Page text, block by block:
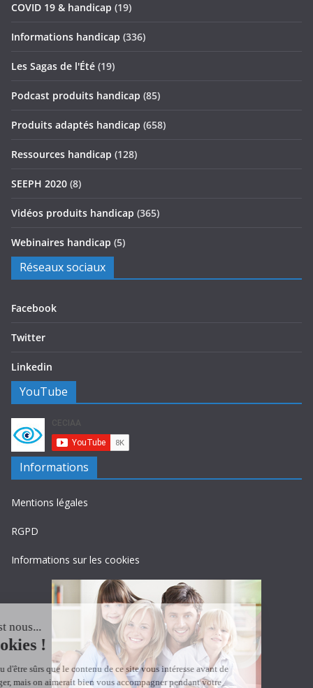
COVID 19 & handicap (19)
Informations handicap (336)
Les Sagas de l'Été (19)
Podcast produits handicap (85)
Produits adaptés handicap (658)
Ressources handicap (128)
SEEPH 2020 (8)
Vidéos produits handicap (365)
Webinaires handicap (5)
Réseaux sociaux
Facebook
Twitter
Linkedin
YouTube
Informations
Mentions légales
RGPD
Informations sur les cookies